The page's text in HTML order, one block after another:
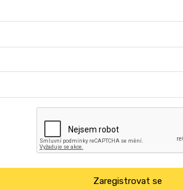
Zaregistrovat se